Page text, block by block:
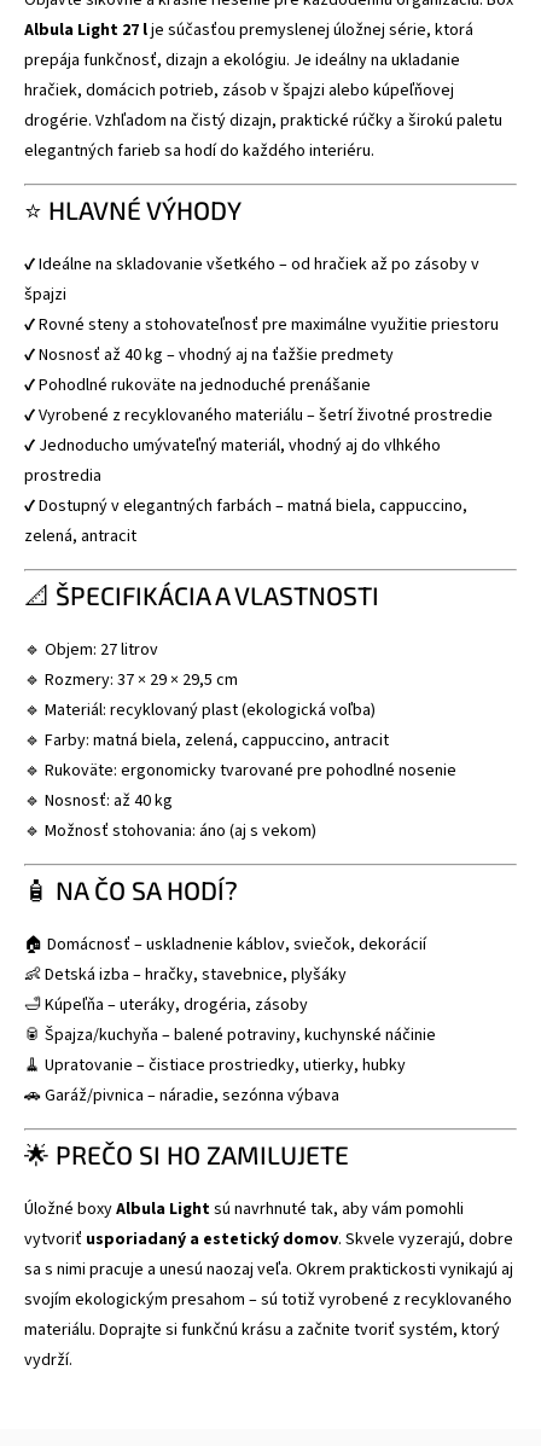
Albula Light 27 lje súčasťou premyslenej úložnej série, ktorá
prepája funkčnosť, dizajn a ekológiu. Je ideálny na ukladanie
hračiek, domácich potrieb, zásob v špajzi alebo kúpeľňovej
drogérie. Vzhľadom na čistý dizajn, praktické rúčky a širokú paletu
elegantných farieb sa hodí do každého interiéru.
⭐ HLAVNÉ VÝHODY
✔ Ideálne na skladovanie všetkého – od hračiek až po zásoby v
špajzi
✔ Rovné steny a stohovateľnosť pre maximálne využitie priestoru
✔ Nosnosť až 40 kg – vhodný aj na ťažšie predmety
✔ Pohodlné rukoväte na jednoduché prenášanie
✔ Vyrobené z recyklovaného materiálu – šetrí životné prostredie
✔ Jednoducho umývateľný materiál, vhodný aj do vlhkého
prostredia
✔ Dostupný v elegantných farbách – matná biela, cappuccino,
zelená, antracit
📐 ŠPECIFIKÁCIA A VLASTNOSTI
🔹 Objem: 27 litrov
🔹 Rozmery: 37 × 29 × 29,5 cm
🔹 Materiál: recyklovaný plast (ekologická voľba)
🔹 Farby: matná biela, zelená, cappuccino, antracit
🔹 Rukoväte: ergonomicky tvarované pre pohodlné nosenie
🔹 Nosnosť: až 40 kg
🔹 Možnosť stohovania: áno (aj s vekom)
🧴 NA ČO SA HODÍ?
🏠 Domácnosť – uskladnenie káblov, sviečok, dekorácií
👶 Detská izba – hračky, stavebnice, plyšáky
🛁 Kúpeľňa – uteráky, drogéria, zásoby
🥫 Špajza/kuchyňa – balené potraviny, kuchynské náčinie
🧹 Upratovanie – čistiace prostriedky, utierky, hubky
🚗 Garáž/pivnica – náradie, sezónna výbava
🌟 PREČO SI HO ZAMILUJETE
Úložné boxyAlbula Lightsú navrhnuté tak, aby vám pomohli
vytvoriť usporiadaný a estetický domov. Skvele vyzerajú, dobre
sa s nimi pracuje a unesú naozaj veľa. Okrem praktickosti vynikajú aj
svojím ekologickým presahom – sú totiž vyrobené z recyklovaného
materiálu. Doprajte si funkčnú krásu a začnite tvoriť systém, ktorý
vydrží.